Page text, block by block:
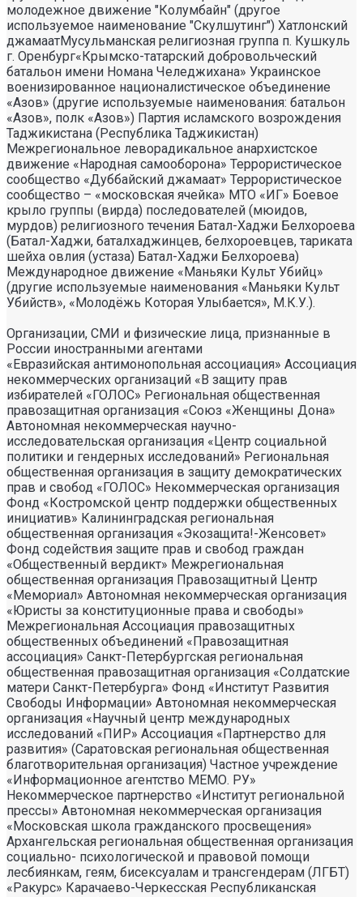
молодежное движение "Колумбайн" (другое
используемое наименование "Скулшутинг") Хатлонский
джамаатМусульманская религиозная группа п. Кушкуль
г. Оренбург«Крымско-татарский добровольческий
батальон имени Номана Челеджихана» Украинское
военизированное националистическое объединение
«Азов» (другие используемые наименования: батальон
«Азов», полк «Азов») Партия исламского возрождения
Таджикистана (Республика Таджикистан)
Межрегиональное леворадикальное анархистское
движение «Народная самооборона» Террористическое
сообщество «Дуббайский джамаат» Террористическое
сообщество – «московская ячейка» МТО «ИГ» Боевое
крыло группы (вирда) последователей (мюидов,
мурдов) религиозного течения Батал-Хаджи Белхороева
(Батал-Хаджи, баталхаджинцев, белхороевцев, тариката
шейха овлия (устаза) Батал-Хаджи Белхороева)
Международное движение «Маньяки Культ Убийц»
(другие используемые наименования «Маньяки Культ
Убийств», «Молодёжь Которая Улыбается», М.К.У.).
Организации, СМИ и физические лица, признанные в
России иностранными агентами
«Евразийская антимонопольная ассоциация» Ассоциация некоммерческих организаций «В защиту прав избирателей «ГОЛОС» Региональная общественная правозащитная организация «Союз «Женщины Дона» Автономная некоммерческая научно- исследовательская организация «Центр социальной политики и гендерных исследований» Региональная общественная организация в защиту демократических прав и свобод «ГОЛОС» Некоммерческая организация Фонд «Костромской центр поддержки общественных инициатив» Калининградская региональная общественная организация «Экозащита!-Женсовет» Фонд содействия защите прав и свобод граждан «Общественный вердикт» Межрегиональная общественная организация Правозащитный Центр «Мемориал» Автономная некоммерческая организация «Юристы за конституционные права и свободы» Межрегиональная Ассоциация правозащитных общественных объединений «Правозащитная ассоциация» Санкт-Петербургская региональная общественная правозащитная организация «Солдатские матери Санкт-Петербурга» Фонд «Институт Развития Свободы Информации» Автономная некоммерческая организация «Научный центр международных исследований «ПИР» Ассоциация «Партнерство для развития» (Саратовская региональная общественная благотворительная организация) Частное учреждение «Информационное агентство МЕМО. РУ» Некоммерческое партнерство «Институт региональной прессы» Автономная некоммерческая организация «Московская школа гражданского просвещения» Архангельская региональная общественная организация социально- психологической и правовой помощи лесбиянкам, геям, бисексуалам и трансгендерам (ЛГБТ) «Ракурс» Карачаево-Черкесская Республиканская молодежная общественная организация «Союз молодых политологов» Общероссийское общественное движение защиты прав человека «За права человека» Краснодарская краевая общественная организация выпускников вузов Калининградская региональная общественная организация «Правозащитный центр» Региональная общественная организация «Общественная комиссия по сохранению наследия академика Сахарова» Санкт-Петербургская правозащитная общественная организация «Лига избирательниц» Фонд поддержки свободы прессы Санкт-Петербургская общественная правозащитная организация «Гражданский контроль» Автономная некоммерческая организация информационных и правовых услуг «Ресурсный правозащитный центр» Межрегиональная общественная правозащитная организация «Человек и Закон» Автономная некоммерческая организация «Центр социального проектирования «Возрождение» Межрегиональная общественная организация «Информационно- просветительский центр «Мемориал» Межрегиональная общественная организация «Комитет против пыток» «Частное учреждение в Санкт- Петербурге по административной поддержке реализации программ и проектов Совета Министров северных стран» Автономная некоммерческая правозащитная организация «Молодежный центр консультации и тренинга» Еврейское областное региональное отделение Общероссийской общественной организации «Муниципальная Академия» Некоммерческое партнерство «Институт развития прессы-Сибирь» Мурманская региональная общественная организация «Центр социально-психологической помощи и правовой поддержки жертв дискриминации и гомофобии «Максимум» Межрегиональный общественный фонд содействия развитию гражданского общества «ГОЛОС – Поволжье» Межрегиональная благотворительная общественная организация «Сибирский экологический центр» Фонд «Центр гражданского анализа и независимых исследований «ГРАНИ» Городская общественная организация «Самарский центр гендерных исследований» Региональный Фонд «Центр Защиты Прав Средств Массовой Информации» Челябинский региональный благотворительный общественный фонд «За природу» Челябинское региональное экологическое общественное движение «За природу» Общественное региональное движение «Новгородский Женский Парламент» Самарская региональная общественная организация содействия гармонизации межнациональных отношений «АЗЕРБАЙДЖАН» Мурманская региональная молодежная общественная организация «Гуманистическое движение молодежи» Мурманская региональная общественная экологическая организация «Беллона-Мурманск» Частное учреждение дополнительного профессионального образования «Учебный центр экологии и безопасности» Фонд поддержки социальных проектов «Миграция XXI век» Ростовская городская общественная организация «ЭКО-ЛОГИКА» Автономная некоммерческая организация «Центр антикоррупционных исследований и инициатив «Трансперенси Интернешнл-Р» Озерская городская социально- экологическая общественная организация «Планета надежд» Новосибирский областной общественный фонд «Фонд защиты прав потребителей» Региональная общественная благотворительная организация помощи беженцам и мигрантам «Гражданское содействие» Фонд поддержки расследовательской журналистики – Фонд 19/29 Калининградская региональная общественная организация информационно-правовых программ «Женская лига» Автономная некоммерческая организация «Мемориальный центр истории политических репрессий «Пермь-36» Ассоциация «Экспертно-правовое партнерство «Союз» Некоммерческое партнерство «Клуб бухгалтеров и аудиторов некоммерческих организаций» «Частное учреждение в Калининграде по административной поддержке реализации программ и проектов Совета Министров северных стран» Межрегиональная благотворительная общественная организация «Центр развития некоммерческих организаций» Негосударственное образовательное учреждение дополнительного профессионального образования (повышение квалификации) специалистов «АКАДЕМИЯ ПО ПРАВАМ ЧЕЛОВЕКА» Свердловская региональная общественная организация «Сутяжник» Нижегородская региональная общественная организация «Экологический центр «Дронт» ФОНД НЕКОММЕРЧЕСКИХ ПРОГРАММ ДМИТРИЯ ЗИМИНА «ДИНАСТИЯ» НЕКОММЕРЧЕСКАЯ ОРГАНИЗАЦИЯ НАУЧНЫЙ ФОНД ТЕОРЕТИЧЕСКИХ И ПРИКЛАДНЫХ ИССЛЕДОВАНИЙ «ЛИБЕРАЛЬНАЯ МИССИЯ» Территориальное объединение работодателей «Ефремовский районный союз промышленников и предпринимателей» Региональная общественная организация «Центр независимых исследователей Республики Алтай» ФОНД "СИБИРСКИЙ ЦЕНТР ПОДДЕРЖКИ ОБЩЕСТВЕННЫХ ИНИЦИАТИВ" РЕСПУБЛИКАНСКАЯ МОЛОДЕЖНАЯ ОБЩЕСТВЕННАЯ ОРГАНИЗАЦИЯ «НУОРИ КАРЬЯЛА» («МОЛОДАЯ КАРЕЛИЯ) МЕЖРЕГИОНАЛЬНЫЙ ОБЩЕСТВЕННЫЙ ФОНД МИРА НА ЮГЕ И СЕВЕРНОМ КАВКАЗЕ Автономная некоммерческая организация «Центр независимых социологических исследований» Автономная некоммерческая организация «Центр информации «ФРИИНФОРМ» Региональная общественная организация содействия охране репродуктивного здоровья граждан «Народонаселение и Развитие» Алтайская краевая общественная организация «Геблеровское экологическое общество» АССОЦИАЦИЯ «СОДЕЙСТВИЕ В ПРАВОВОЙ ЗАЩИТЕ НАСЕЛЕНИЯ «ПРАВОВАЯ ОСНОВА» Межрегиональная общественная организация «Северная природоохранная коалиция» КОМИ РЕГИОНАЛЬНАЯ ОБЩЕСТВЕННАЯ ОРГАНИЗАЦИЯ «КОМИССИЯ ПО ЗАЩИТЕ ПРАВ ЧЕЛОВЕКА «МЕМОРИАЛ» Алтайский краевой эколого- культурный общественный фонд «Алтай-21век» МЕЖРЕГИОНАЛЬНЫЙ ОБЩЕСТВЕННЫЙ ФОНД СОДЕЙСТВИЯ РАЗВИТИЮ ГРАЖДАНСКОГО ОБЩЕСТВА «ГОЛОС – УРАЛ» ФОНД ПОДДЕРЖКИ СРЕДСТВ МАССОВОЙ ИНФОРМАЦИИ «СРЕДА» Нижегородская областная социально- экологическая общественная организация «Зеленый мир» ФОНД «ГРАЖДАНСКОЕ ДЕЙСТВИЕ» Некоммерческое партнерство «Альянс фондов местных сообществ Пермского края» Кабардино-Балкарский республиканский общественный правозащитный центр Региональное отделение Общероссийского общественного движения «За права человека» ЧЕЧЕНСКАЯ РЕГИОНАЛЬНАЯ ОБЩЕСТВЕННАЯ ОРГАНИЗАЦИЯ «ПРАВОЗАЩИТНЫЙ ЦЕНТР ЧЕЧЕНСКОЙ РЕСПУБЛИКИ» Межрегиональный общественный экологический фонд «ИСАР-СИБИРЬ» ОБЩЕСТВЕННАЯ ОРГАНИЗАЦИЯ «ПЕРМСКИЙ РЕГИОНАЛЬНЫЙ ПРАВОЗАЩИТНЫЙ ЦЕНТР» Региональная общественная организация по улучшению качества жизни общества «Сибирская линия жизни» Фонд в поддержку демократии «ГОЛОС» Региональная общественная организация «Еврейский общинный культурный центр Рязанской области «Хесед-Тшува» Региональная общественная организация «Экологическая вахта Сахалина» Региональная общественная организация «Экологическая вахта Сахалина» Автономная некоммерческая организация «Информационно- исследовательский центр «Ясавэй Манзара» Межрегиональная общественная благотворительная организация «Общество защиты прав потребителей и охраны окружающей среды «ПРИНЦИПЪ» Автономная некоммерческая организация «Дальневосточный центр развития гражданских инициатив и социального партнерства» Союз общественных объединений «Российский исследовательский центр по правам человека» Фонд содействия развитию гражданского общества и правам человека «Женщины Дона» Красноярское региональное экологическое общественное движение «Друзья сибирских лесов» Омская городская общественная организация «Фотоклуб «Со-бытие» Региональное общественное учреждение научно-информационный центр «МЕМОРИАЛ» Иркутская региональная общественная организация «Байкальская Экологическая Волна» Некоммерческая организация «Фонд защиты гласности» Автономная некоммерческая организация «Институт прав человека» Межрегиональная общественная организация «Центр содействия коренным малочисленным народам Севера» Местная общественная благотворительная экологическая организация Зеленый Мир Автономная некоммерческая организация «Правозащитная организация «МАШР» Калининградская региональная общественная организация содействия развитию женского сообщества «Мир женщины» Региональная общественная организация «Информационно- исследовательский центр «Панорама» Забайкальское краевое общественное учреждение «Общественный экологический центр «Даурия» Городская общественная организация «Екатеринбургское общество «МЕМОРИАЛ» Межрегиональная общественная организация «Комитет по предотвращению пыток» Межрегиональная общественная организация «Бюро общественных расследований» Нижегородская региональная общественная организация «Институт прогнозирования и урегулирования политических конфликтов» Городская общественная организация «Рязанское историко- просветительское и правозащитное общество «Мемориал» (Рязанский Мемориал) Санкт-Петербургская общественная организация «Общество содействия социальной защите граждан «Петербургская ЭГИДА» Челябинский региональный орган общественной самодеятельности